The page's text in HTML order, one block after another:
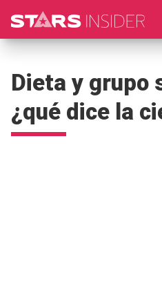
Dieta y grupo
¿qué dice la